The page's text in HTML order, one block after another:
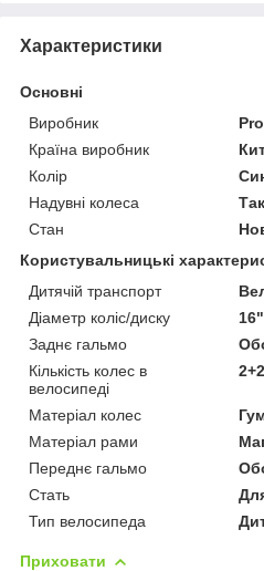
Характеристики
Основні
Виробник
Країна виробник
Колір
Надувні колеса
Так
Стан
Користувальницькі
Дитячій транспорт
Діаметр коліс/диску
16"
Заднє гальмо
Кількість колес в
велосипеді
2+2
Матеріал колес
Матеріал рами
Переднє гальмо
Стать
Тип велосипеда
Приховати